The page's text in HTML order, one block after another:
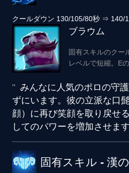
クールダウン 130/105/80秒 ⇒ 140/
ブラウム
固有スキルのクー
レベルで短縮。E
みんなに人気のポロの守
ずにいます。彼の立派な口
顔）に再び笑顔を取り戻せ
してのパワーを増加させま
固有スキル - 漢